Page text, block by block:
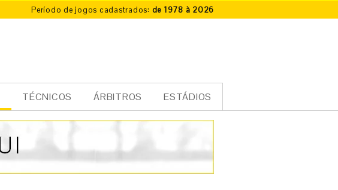
Período de jogos cadastrados: de 1978 à 2026
TÉCNICOS ÁRBITROS ESTÁDIOS